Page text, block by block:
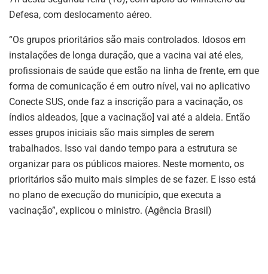
Defesa, com deslocamento aéreo.
“Os grupos prioritários são mais controlados. Idosos em
instalações de longa duração, que a vacina vai até eles,
profissionais de saúde que estão na linha de frente, em que
forma de comunicação é em outro nível, vai no aplicativo
Conecte SUS, onde faz a inscrição para a vacinação, os
índios aldeados, [que a vacinação] vai até a aldeia. Então
esses grupos iniciais são mais simples de serem
trabalhados. Isso vai dando tempo para a estrutura se
organizar para os públicos maiores. Neste momento, os
prioritários são muito mais simples de se fazer. E isso está
no plano de execução do município, que executa a
vacinação”, explicou o ministro. (Agência Brasil)